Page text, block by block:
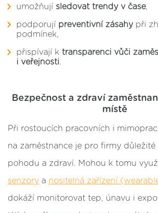
umožňují sledovat trendy v čase,
podporují preventivní zásahy při
podmínek,
přispívají k transparenci vůči
i veřejnosti.
Bezpečnost a zdraví
místě
Při rostoucích pracovních i
na zaměstnance je pro firmy
pohodu a zdraví. Mohou k tomu
senzory a nositelná zařízení
dokáží monitorovat tep, únavu i